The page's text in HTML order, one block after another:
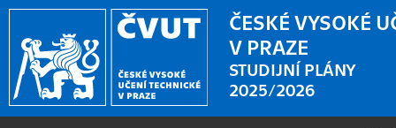
ČESKÉ VYSOKÉ
V PRAZE
STUDIJNÍ PLÁNY
2025/2026